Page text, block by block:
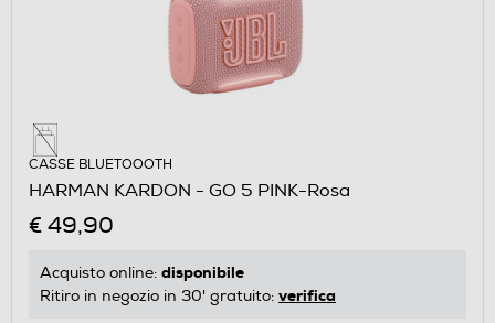
CASSE BLUETOOOTH
HARMAN KARDON - GO 5 PINK-Rosa
€ 49,90
Acquisto online: disponibile
Ritiro in negozio in 30' gratuito: verifica